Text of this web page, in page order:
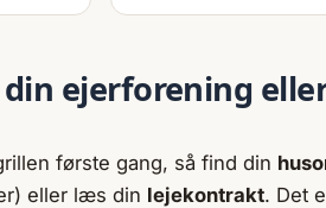
ejerforening
første gang, så find din
eller læs din lejekontrakt. Det